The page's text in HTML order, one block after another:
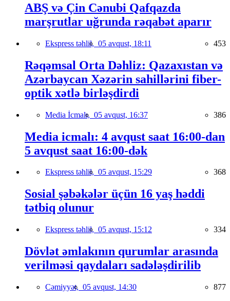
ABŞ və Çin Cənubi Qafqazda
marşrutlar uğrunda rəqabət aparır
Ekspress təhlil, 05 avqust, 18:11 453
Rəqəmsal Orta Dəhliz: Qazaxıstan və
Azərbaycan Xəzərin sahillərini fiber-
optik xətlə birləşdirdi
Media İcmalı, 05 avqust, 16:37 386
Media icmalı: 4 avqust saat 16:00-dan
5 avqust saat 16:00-dək
Ekspress təhlil, 05 avqust, 15:29 368
Sosial şəbəkələr üçün 16 yaş həddi
tətbiq olunur
Ekspress təhlil, 05 avqust, 15:12 334
Dövlət əmlakının qurumlar arasında
verilməsi qaydaları sadələşdirilib
Cəmiyyət, 05 avqust, 14:30 877